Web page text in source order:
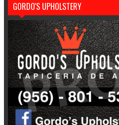
GORDO'S UPHOLSTERY